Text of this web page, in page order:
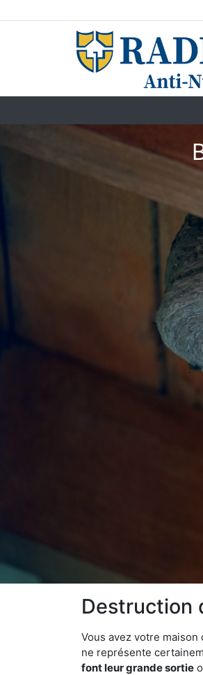
Destruction
Vous avez votre
ne représente
font leur grande sortie